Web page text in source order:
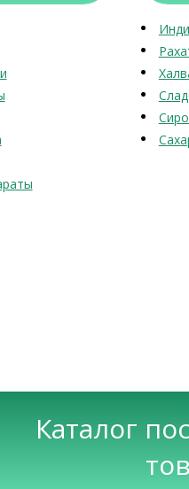
Каталог